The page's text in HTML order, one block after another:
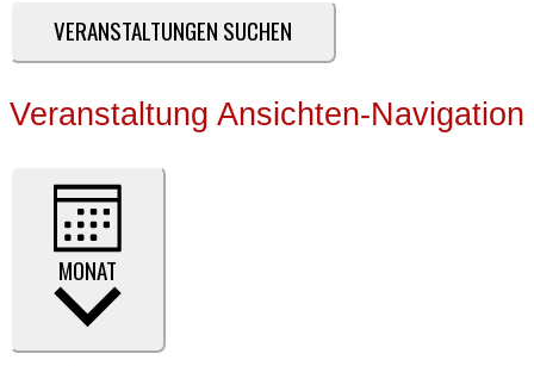
VERANSTALTUNGEN SUCHEN
Veranstaltung Ansichten-Navigation
MONAT